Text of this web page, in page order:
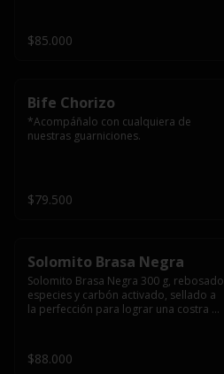
$85.000
Bife Chorizo
*Acompáñalo con cualquiera de
nuestras guarniciones.
$79.500
Solomito Brasa Negra
Solomito Brasa Negra 300 g, rebosado
especies y carbón activado, sellado a
la perfección para lograr una costra
elección.
$88.000